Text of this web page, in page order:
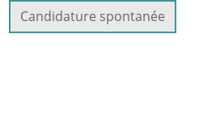
Candidature spontanée